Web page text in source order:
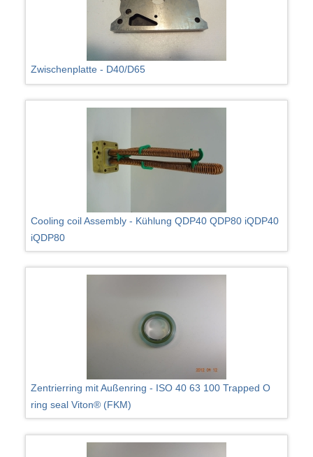
Zwischenplatte - D40/D65
Cooling coil Assembly - Kühlung QDP40 QDP80 iQDP40
iQDP80
Zentrierring mit Außenring - ISO 40 63 100 Trapped O
ring seal Viton® (FKM)